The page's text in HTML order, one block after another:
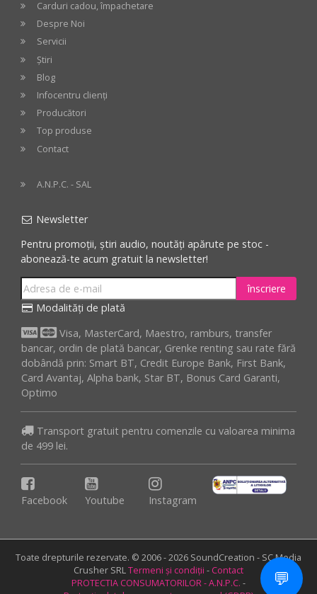
Carduri cadou, împachetare
Despre Noi
Servicii
Știri
Blog
Infocentru clienți
Producători
Top produse
Contact
A.N.P.C. - SAL
Newsletter
Pentru promoții, știri audio, noutăți apărute pe stoc -
abonează-te acum gratuit la newsletter!
înscriere
Modalități de plată
Visa, MasterCard, Maestro, ramburs, transfer
bancar, ordin de plată bancar, Grenke renting sau rate fără
dobândă prin: Smart BT, Credit Europe Bank, First Bank,
Card Avantaj, Alpha bank, Star BT, Bonus Card Garanti,
Optimo
Transport gratuit pentru comenzile cu valoarea minima
de 499 lei.
Facebook Youtube Instagram
Toate drepturile rezervate. © 2006 - 2026 SoundCreation - SC Media
Crusher SRLTermeni și condiții - Contact
PROTECTIA CONSUMATORILOR - A.N.P.C. -
💬